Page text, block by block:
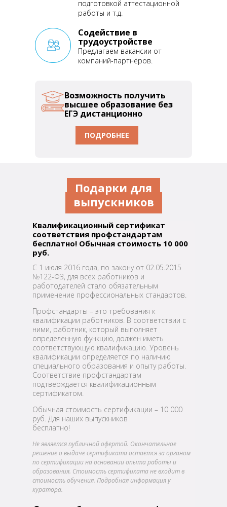
подготовкой аттестационной
работы и т.д.
Содействие в
трудоустройстве
Предлагаем вакансии от
компаний-партнёров.
Возможность получить
высшее образование без
ЕГЭ дистанционно
ПОДРОБНЕЕ
Подарки для
выпускников
Квалификационный сертификат
соответствия профстандартам
бесплатно! Обычная стоимость 10 000
руб.
С 1 июля 2016 года, по закону от 02.05.2015
№122-ФЗ, для всех работников и
работодателей стало обязательным
применение профессиональных стандартов.
Профстандарты – это требования к
квалификации работников. В соответствии с
ними, работник, который выполняет
определенную функцию, должен иметь
соответствующую квалификацию. Уровень
квалификации определяется по наличию
специального образования и опыту работы.
Соответствие профстандартам
подтверждается квалификационным
сертификатом.
Обычная стоимость сертификации – 10 000
руб. Для наших выпускников
бесплатно!
Не является публичной офертой. Окончательное
решение о выдаче сертификата остается за органом
по сертификации на основании опыта работы и
образования. Стоимость сертификата не входит в
стоимость обучения. Подробная информация у
куратора.